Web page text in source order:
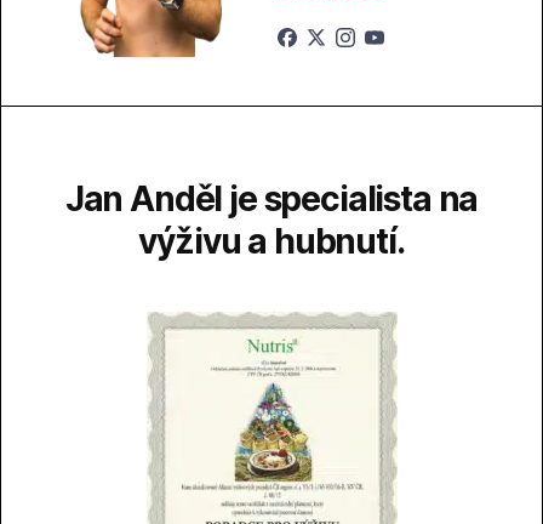
Jan Anděl je specialista na
výživu a hubnutí.